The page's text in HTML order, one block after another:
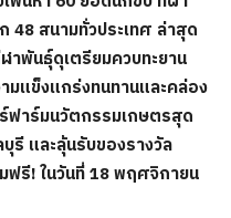
48 สนามทั่วประเทศ ล่าสุด
าพันธุ์ดุเตรียมควบทะยาน
มแข็งแกร่งทนทานและคล่อง
าร์มนวัตกรรมเกษตรสุด
รี และลุ้นรับของรางวัล
มฟรี! ในวันที่ 18 พฤศจิกายน